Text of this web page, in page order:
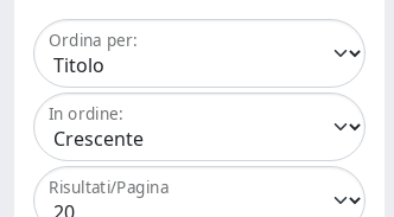
Ordina per:
In ordine:
Risultati/Pagina